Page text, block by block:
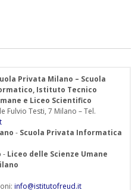
Privata Milano – Scuola
Istituto Tecnico
e Liceo Scientifico
Fulvio Testi, 7 Milano – Tel.
- Scuola Privata Informatica
- Liceo delle Scienze Umane
info@istitutofreud.it